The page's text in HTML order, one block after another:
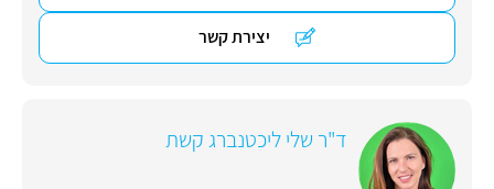
יצירת קשר
ד"ר שלי ליכטנברג קשת